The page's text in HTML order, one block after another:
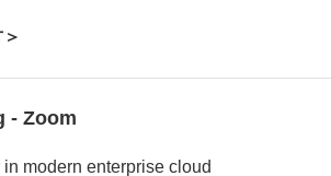
- Zoom
modern enterprise cloud